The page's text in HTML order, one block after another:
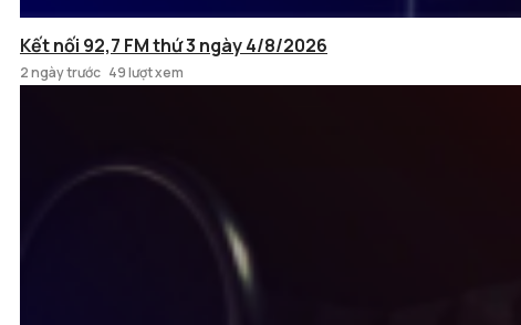
Kết nối 92,7 FM thứ 3 ngày 4/8/2026
2 ngày trước 49 lượt xem